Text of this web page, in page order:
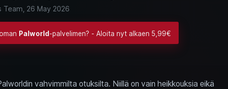
Team, 26 May 2026
Palworld -palvelimen? - Aloita nyt alkaen 5,99€
vahvimmilta otuksilta. Niillä on vain heikkouksia eikä